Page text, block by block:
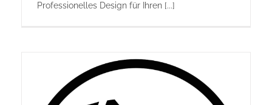
Professionelles Design für Ihren [...]